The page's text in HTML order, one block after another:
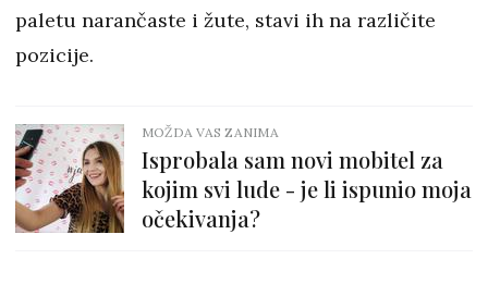
paletu narančaste i žute, stavi ih na različite
pozicije.
MOŽDA VAS ZANIMA
Isprobala sam novi mobitel za
kojim svi lude - je li ispunio moja
očekivanja?